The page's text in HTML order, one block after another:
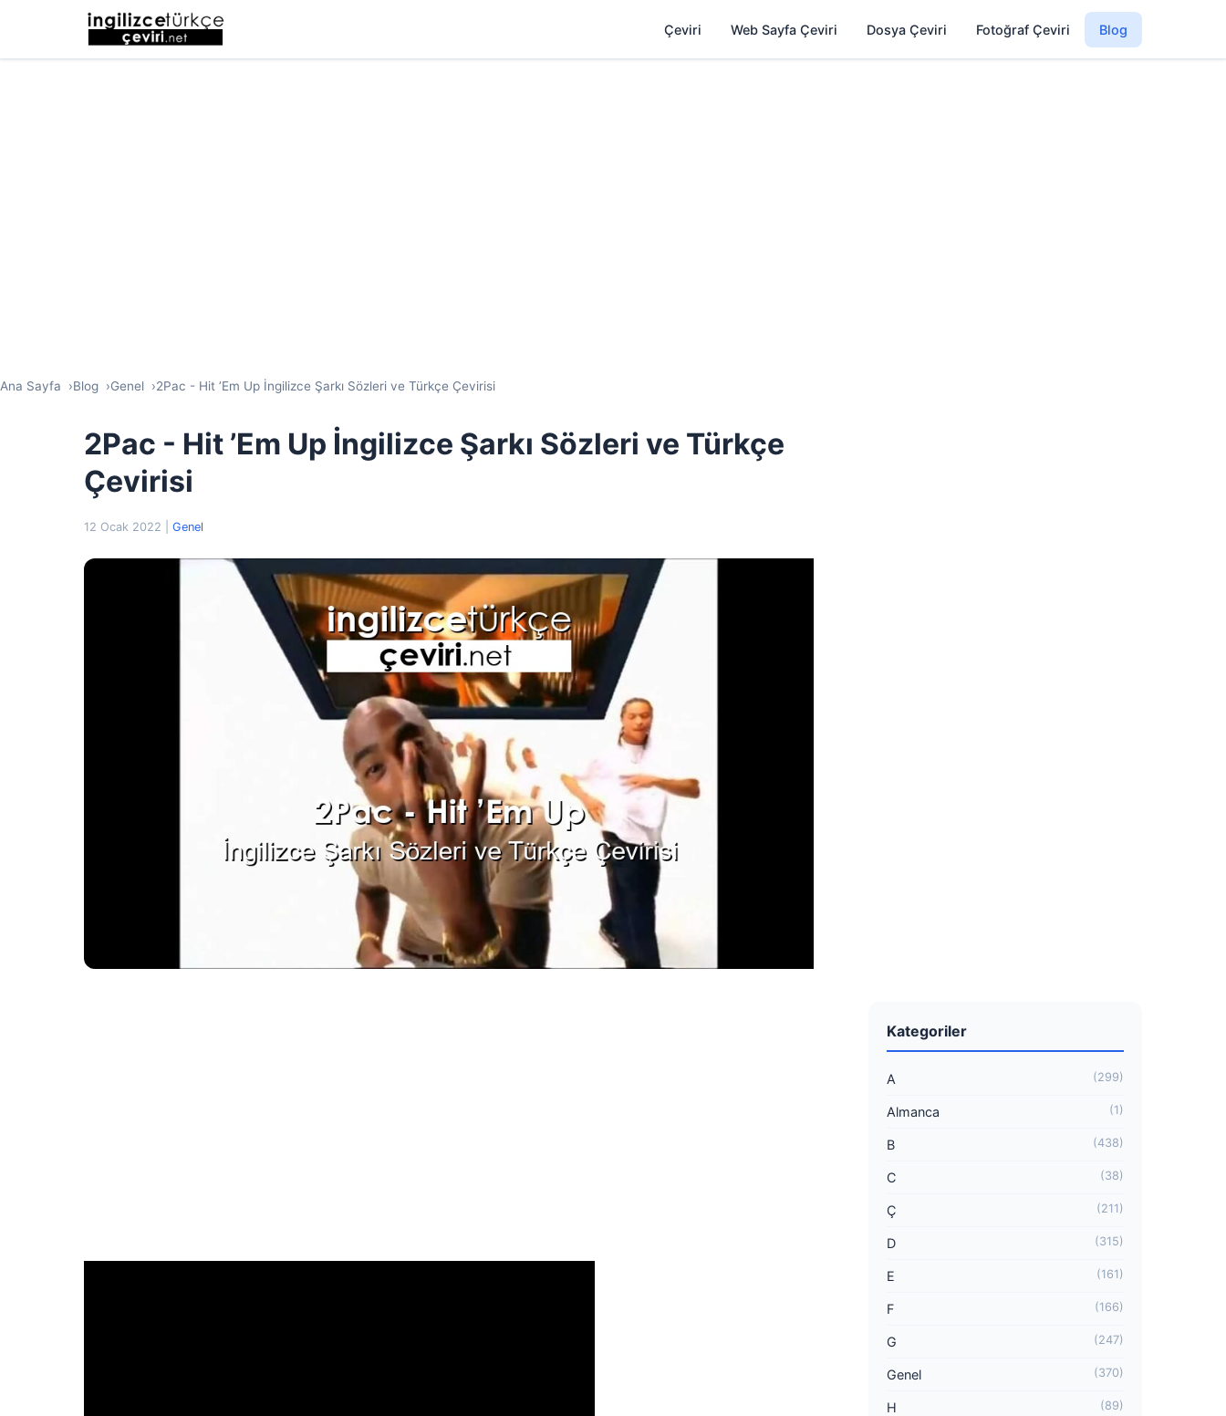
Çeviri Web Sayfa Çeviri Dosya Çeviri Fotoğraf Çeviri Blog
Ana Sayfa Blog Genel 2Pac - Hit ’Em Up İngilizce Şarkı Sözleri ve Türkçe Çevirisi
2Pac - Hit ’Em Up İngilizce Şarkı Sözleri ve Türkçe
Çevirisi
12 Ocak 2022 Genel
Kategoriler
A (299)
Almanca (1)
B (438)
C (38)
Ç (211)
D (315)
E (161)
F (166)
G (247)
Genel (370)
H (89)